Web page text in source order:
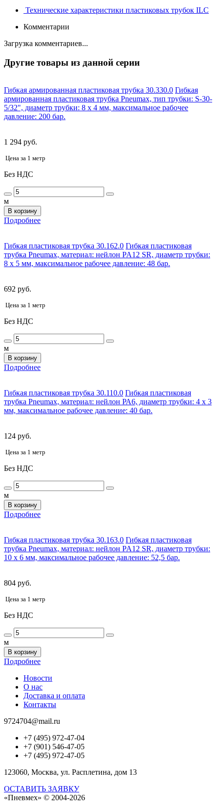
Технические характеристики пластиковых трубок ILC
Комментарии
Загрузка комментариев...
Другие товары из данной серии
Гибкая армированная пластиковая трубка 30.330.0 Гибкая
армированная пластиковая трубка Pneumax, тип трубки: S-30-
5/32", диаметр трубки: 8 x 4 мм, максимальное рабочее
давление: 200 бар.
1 294 руб.
Цена за 1 метр
Без НДС
м
В корзину
Подробнее
Гибкая пластиковая трубка 30.162.0 Гибкая пластиковая
трубка Pneumax, материал: нейлон PA12 SR, диаметр трубки:
8 x 5 мм, максимальное рабочее давление: 48 бар.
692 руб.
Цена за 1 метр
Без НДС
м
В корзину
Подробнее
Гибкая пластиковая трубка 30.110.0 Гибкая пластиковая
трубка Pneumax, материал: нейлон РА6, диаметр трубки: 4 x 3
мм, максимальное рабочее давление: 40 бар.
124 руб.
Цена за 1 метр
Без НДС
м
В корзину
Подробнее
Гибкая пластиковая трубка 30.163.0 Гибкая пластиковая
трубка Pneumax, материал: нейлон PA12 SR, диаметр трубки:
10 x 6 мм, максимальное рабочее давление: 52,5 бар.
804 руб.
Цена за 1 метр
Без НДС
м
В корзину
Подробнее
Новости
О нас
Доставка и оплата
Контакты
9724704@mail.ru
+7 (495) 972-47-04
+7 (901) 546-47-05
+7 (495) 972-47-05
123060, Москва, ул. Расплетина, дом 13
ОСТАВИТЬ ЗАЯВКУ
«Пневмех» © 2004-2026